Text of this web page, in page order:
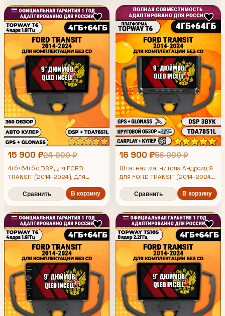
15 900 ₽24 900 ₽
4гб+64гб с DSP для FORD
TRANSIT (2014-2024), для
комплектации без CD, Android
магнитола, без слота под симку,
усилитель звука TDA7851 и
поддержка 360 камер
Сравнить В корзину
16 900 ₽56 900 ₽
Штатная магнитола Андроид 9
для FORD TRANSIT (2014-2024),
для комплектации без CD,
4/64гб, DSP, 360 обзор,
беспроводной CarPlay и Android
Auto, GPS и ГЛОНАСС
Сравнить В корзину